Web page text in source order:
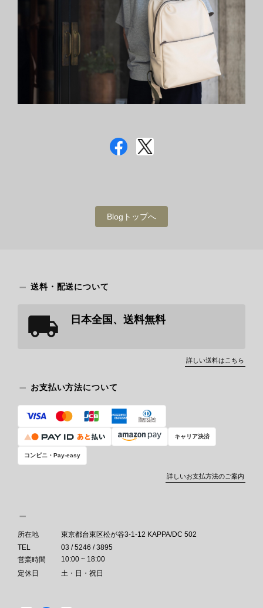
Blogトップへ
送料・配送について
日本全国、送料無料
詳しい送料はこちら
お支払い方法について
キャリア決済
コンビニ・Pay-easy
詳しいお支払方法のご案内
所在地
東京都台東区松が谷3-1-12 KAPPA/DC 502
TEL
03 / 5246 / 3895
営業時間
10:00 ~ 18:00
定休日
土・日・祝日